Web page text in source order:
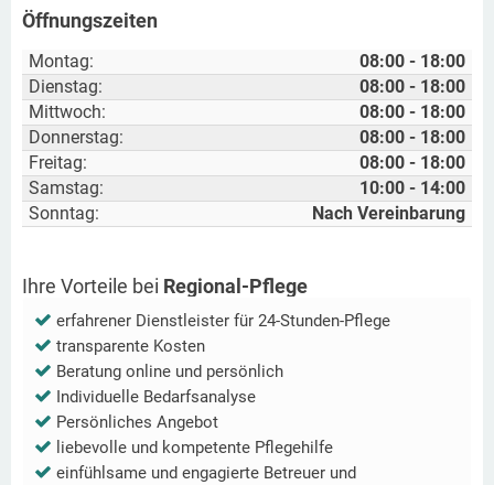
Öffnungszeiten
Montag:
08:00 - 18:00
Dienstag:
08:00 - 18:00
Mittwoch:
08:00 - 18:00
Donnerstag:
08:00 - 18:00
Freitag:
08:00 - 18:00
Samstag:
10:00 - 14:00
Sonntag:
Nach Vereinbarung
Ihre Vorteile bei Regional-Pflege
erfahrener Dienstleister für 24-Stunden-Pflege
transparente Kosten
Beratung online und persönlich
Individuelle Bedarfsanalyse
Persönliches Angebot
liebevolle und kompetente Pflegehilfe
einfühlsame und engagierte Betreuer und